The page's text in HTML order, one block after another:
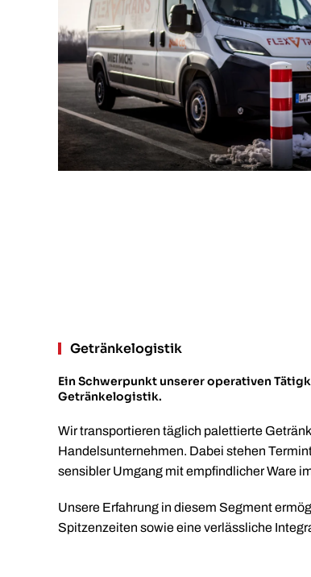
Getränkelogistik
Ein Schwerpunkt unserer operativen
Getränkelogistik.
Wir transportieren täglich palettierte
Handelsunternehmen. Dabei stehen
sensibler Umgang mit empfindlicher Ware
Unsere Erfahrung in diesem Segment
Spitzenzeiten sowie eine verlässliche